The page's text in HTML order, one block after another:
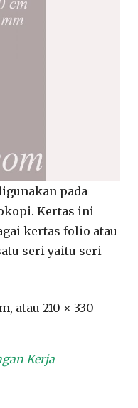
pada
Kertas ini
kertas folio atau
seri yaitu seri
atau 210 × 330
Kerja